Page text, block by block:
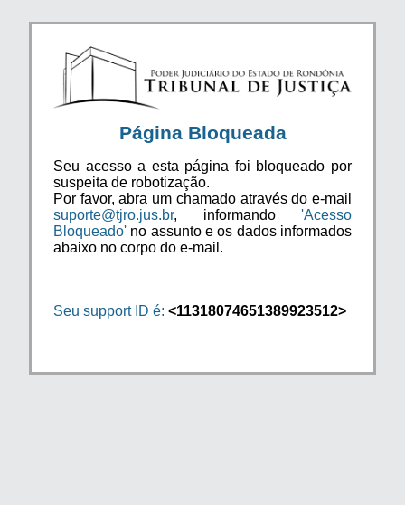
Página Bloqueada
Seu acesso a esta página foi bloqueado por
suspeita de robotização.
Por favor, abra um chamado através do e-mail
suporte@tjro.jus.br, informando 'Acesso
Bloqueado' no assunto e os dados informados
abaixo no corpo do e-mail.
Seu support ID é: <11318074651389923512>